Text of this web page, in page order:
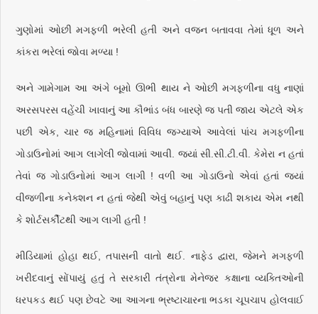
ગુણોમાં ઓછી મગફળી ભરેલી હતી અને વજન બતાવવા તેમાં ધૂળ અને
કાંકરા ભરેલાં જોવા મળ્યા !
અને ગામેગામ આ અંગે બૂમો ઊભી થાય ને ઓછી મગફળીના વધુ નાણાં
અરસપરસ વહેંચી ખાવાનું આ કૌભાંડ બંધ બારણે જ પતી જાય એટલે એક
પછી એક, ચાર જ મહિનામાં વિવિધ જગ્યાએ આવેલાં પાંચ મગફળીના
ગોડાઉનોમાં આગ લાગેલી જોવામાં આવી. જ્યાં સી.સી.ટી.વી. કેમેરા ન હતાં
તેવાં જ ગોડાઉનોમાં આગ લાગી ! વળી આ ગોડાઉનો એવાં હતાં જ્યાં
વીજળીના કનેક્શન ન હતાં જેથી એવું બહાનું પણ કાઢી શકાય એમ નથી
કે શોર્ટસર્કીટથી આગ લાગી હતી !
મીડિયામાં હોહા થઈ, તપાસની વાતો થઈ. નાફેડ દ્વારા, જેમને મગફળી
ખરીદવાનું સોંપાયું હતું તે સરકારી તંત્રોના મેનેજર કક્ષાના વ્યક્તિઓની
ધરપકડ થઈ પણ છેવટે આ આગના ભ્રષ્ટાચારના ભડકા ચૂપચાપ હોલવાઈ